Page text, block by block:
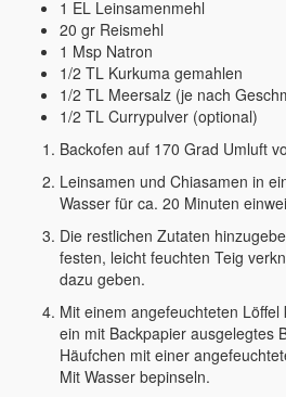
1 EL Leinsamenmehl
20 gr Reismehl
1 Msp Natron
1/2 TL Kurkuma gemahlen
1/2 TL Meersalz (je nach
1/2 TL Currypulver (optional)
Backofen auf 170 Grad Umluft
Leinsamen und Chiasamen in
Wasser für ca. 20 Minuten
Die restlichen Zutaten
festen, leicht feuchten Teig
dazu geben.
Mit einem angefeuchteten
ein mit Backpapier ausgelegtes
Häufchen mit einer
Mit Wasser bepinseln.